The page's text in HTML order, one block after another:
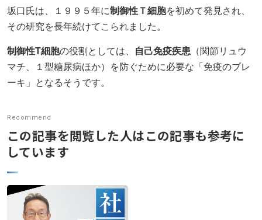
CSR活動
現場レポート
未分類
お問い合わせ
プライバシーポリシー
045-571-0505
坂口氏は、１９９５年に制御性Ｔ細胞を初めて発見され、
その研究を長年続けてこられました。
制御性T細胞の役割としては、 自己免疫疾患 （関節リュウ
マチ、１型糖尿病ほか）を防ぐために必要な「免疫のブレ
ーキ」となるそうです。
Recommend
この記事を閲覧した人はこの記事も参考に
しています